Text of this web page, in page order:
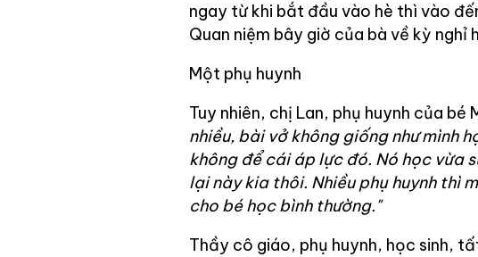
ngay từ khi bắt đầu vào hè thì vào
Quan niệm bây giờ của bà về kỳ nghỉ
Một phụ huynh
Tuy nhiên, chị Lan, phụ huynh của bé
nhiều, bài vở không giống như mình
không để cái áp lực đó. Nó học vừa
lại này kia thôi. Nhiều phụ huynh thì
cho bé học bình thường."
Thầy cô giáo, phụ huynh, học sinh,